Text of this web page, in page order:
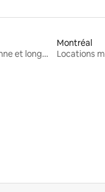
Locations moyenne et longue durée
Montréal